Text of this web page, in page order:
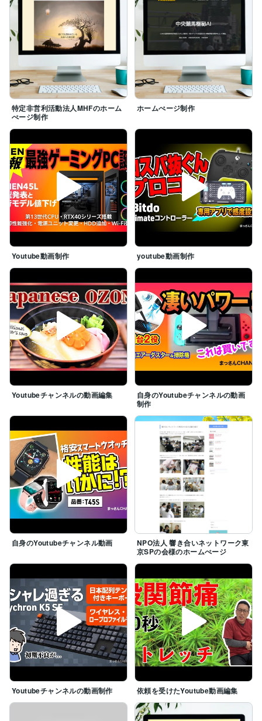
特定非営利活動法人MHFのホーム
ぺージ制作
ホームぺージ制作
Youtube動画制作 youtube動画制作
Youtubeチャンネルの動画編集
自身のYoutubeチャンネルの動画
制作
自身のYoutubeチャンネル動画
NPO法人 響き合いネットワーク東
京SPの会様のホームぺージ
Youtubeチャンネルの動画制作 依頼を受けたYoutube動画編集